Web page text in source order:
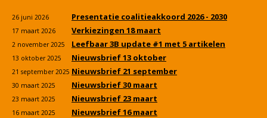
26 juni 2026 Presentatie coalitieakkoord 2026 - 2030
17 maart 2026 Verkiezingen 18 maart
2 november 2025 Leefbaar 3B update #1 met 5 artikelen
13 oktober 2025 Nieuwsbrief 13 oktober
21 september 2025 Nieuwsbrief 21 september
30 maart 2025 Nieuwsbrief 30 maart
23 maart 2025 Nieuwsbrief 23 maart
16 maart 2025 Nieuwsbrief 16 maart